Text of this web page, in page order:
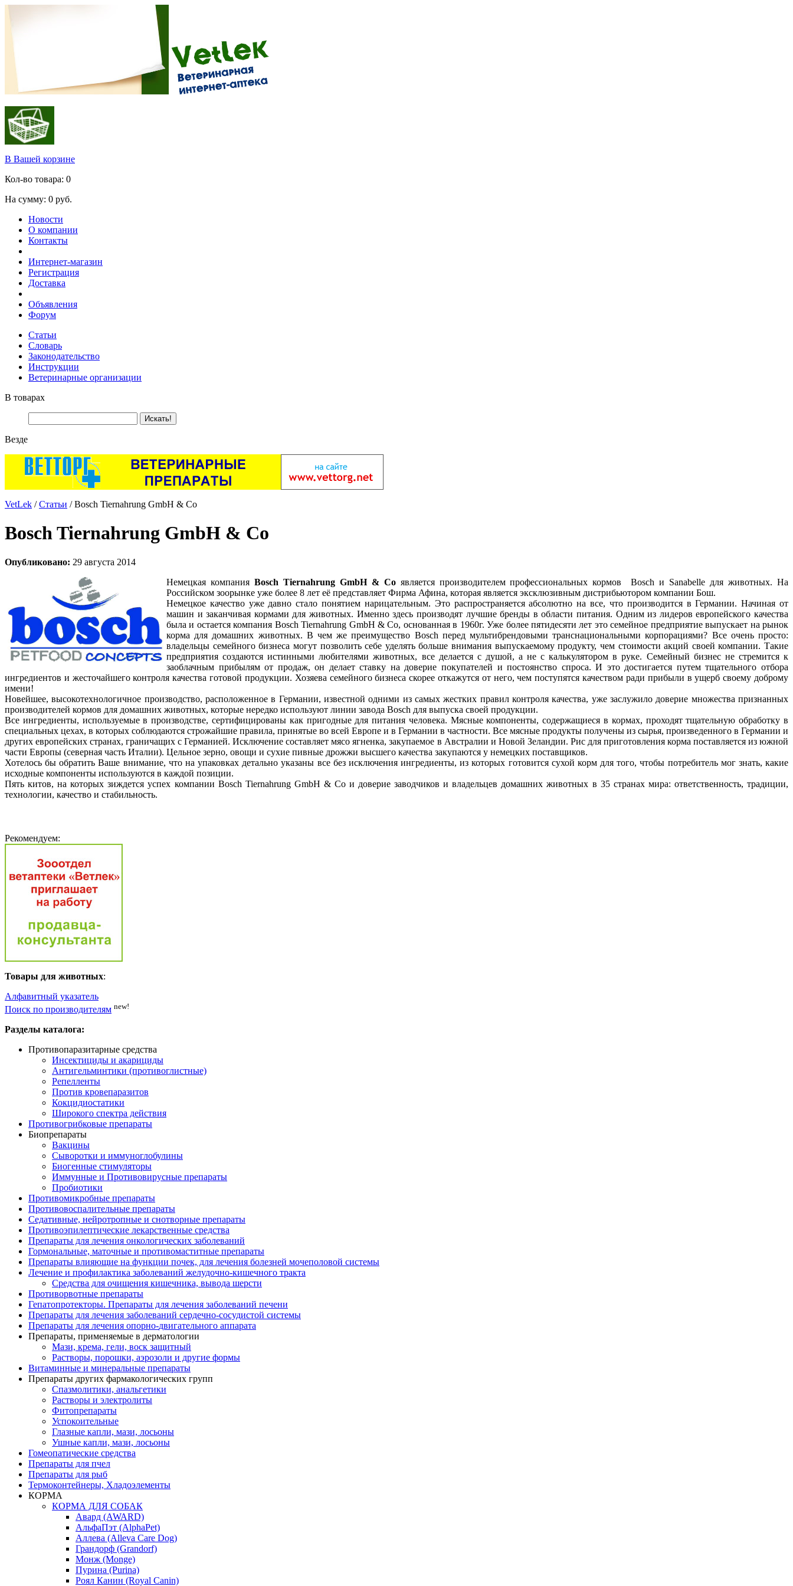
В Вашей корзине
Кол-во товара: 0
На сумму: 0 руб.
Новости
О компании
Контакты
Интернет-магазин
Регистрация
Доставка
Объявления
Форум
Статьи
Словарь
Законодательство
Инструкции
Ветеринарные организации
В товарах
Везде
VetLek /Статьи / Bosch Tiernahrung GmbH & Co
Bosch Tiernahrung GmbH & Co
Опубликовано: 29 августа 2014
Немецкая компания Bosch Tiernahrung GmbH & Coявляется производителем профессиональных кормов Bosch и Sanabelle для животных. На
Российском зоорынке уже более 8 лет её представляет Фирма Афина, которая является эксклюзивным дистрибьютором компании Бош.
Немецкое качество уже давно стало понятием нарицательным. Это распространяется абсолютно на все, что производится в Германии. Начиная от
машин и заканчивая кормами для животных. Именно здесь производят лучшие бренды в области питания. Одним из лидеров европейского качества
была и остается компания Bosch Tiernahrung GmbH & Co, основанная в 1960г. Уже более пятидесяти лет это семейное предприятие выпускает на рынок
корма для домашних животных. В чем же преимущество Bosch перед мультибрендовыми транснациональными корпорациями? Все очень просто:
владельцы семейного бизнеса могут позволить себе уделять больше внимания выпускаемому продукту, чем стоимости акций своей компании. Такие
предприятия создаются истинными любителями животных, все делается с душой, а не с калькулятором в руке. Семейный бизнес не стремится к
заоблачным прибылям от продаж, он делает ставку на доверие покупателей и постоянство спроса. И это достигается путем тщательного отбора
ингредиентов и жесточайшего контроля качества готовой продукции. Хозяева семейного бизнеса скорее откажутся от него, чем поступятся качеством ради прибыли в ущерб своему доброму
имени!
Новейшее, высокотехнологичное производство, расположенное в Германии, известной одними из самых жестких правил контроля качества, уже заслужило доверие множества признанных
производителей кормов для домашних животных, которые нередко используют линии завода Bosch для выпуска своей продукции.
Все ингредиенты, используемые в производстве, сертифицированы как пригодные для питания человека. Мясные компоненты, содержащиеся в кормах, проходят тщательную обработку в
специальных цехах, в которых соблюдаются строжайшие правила, принятые во всей Европе и в Германии в частности. Все мясные продукты получены из сырья, произведенного в Германии и
других европейских странах, граничащих с Германией. Исключение составляет мясо ягненка, закупаемое в Австралии и Новой Зеландии. Рис для приготовления корма поставляется из южной
части Европы (северная часть Италии). Цельное зерно, овощи и сухие пивные дрожжи высшего качества закупаются у немецких поставщиков.
Хотелось бы обратить Ваше внимание, что на упаковках детально указаны все без исключения ингредиенты, из которых готовится сухой корм для того, чтобы потребитель мог знать, какие
исходные компоненты используются в каждой позиции.
Пять китов, на которых зиждется успех компании Bosch Tiernahrung GmbH & Co и доверие заводчиков и владельцев домашних животных в 35 странах мира: ответственность, традиции,
технологии, качество и стабильность.
Рекомендуем:
Товары для животных:
Алфавитный указатель
Поиск по производителям new!
Разделы каталога:
Противопаразитарные средства
Инсектициды и акарициды
Антигельминтики (противоглистные)
Репелленты
Против кровепаразитов
Кокцидиостатики
Широкого спектра действия
Противогрибковые препараты
Биопрепараты
Вакцины
Сыворотки и иммуноглобулины
Биогенные стимуляторы
Иммунные и Противовирусные препараты
Пробиотики
Противомикробные препараты
Противовоспалительные препараты
Седативные, нейротропные и снотворные препараты
Противоэпилептические лекарственные средства
Препараты для лечения онкологических заболеваний
Гормональные, маточные и противомаститные препараты
Препараты влияющие на функции почек, для лечения болезней мочеполовой системы
Лечение и профилактика заболеваний желудочно-кишечного тракта
Средства для очищения кишечника, вывода шерсти
Противорвотные препараты
Гепатопротекторы. Препараты для лечения заболеваний печени
Препараты для лечения заболеваний сердечно-сосудистой системы
Препараты для лечения опорно-двигательного аппарата
Препараты, применяемые в дерматологии
Мази, крема, гели, воск защитный
Растворы, порошки, аэрозоли и другие формы
Витаминные и минеральные препараты
Препараты других фармакологических групп
Спазмолитики, анальгетики
Растворы и электролиты
Фитопрепараты
Успокоительные
Глазные капли, мази, лосьоны
Ушные капли, мази, лосьоны
Гомеопатические средства
Препараты для пчел
Препараты для рыб
Термоконтейнеры, Хладоэлементы
КОРМА
КОРМА ДЛЯ СОБАК
Авард (AWARD)
АльфаПэт (AlphaPet)
Аллева (Alleva Care Dog)
Грандорф (Grandorf)
Монж (Monge)
Пурина (Purina)
Роял Канин (Royal Canin)